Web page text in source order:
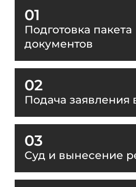
01
Подготовка пакета
документов
02
Подача заявления
03
Суд и вынесение